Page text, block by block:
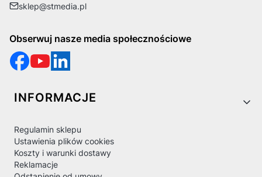
sklep@stmedia.pl
Obserwuj nasze media społecznościowe
Linki w stopce
INFORMACJE
Regulamin sklepu
Ustawienia plików cookies
Koszty i warunki dostawy
Reklamacje